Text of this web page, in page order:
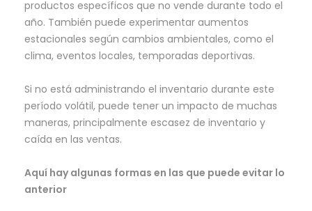
productos específicos que no vende durante todo el
año. También puede experimentar aumentos
estacionales según cambios ambientales, como el
clima, eventos locales, temporadas deportivas.
Si no está administrando el inventario durante este
período volátil, puede tener un impacto de muchas
maneras, principalmente escasez de inventario y
caída en las ventas.
Aquí hay algunas formas en las que puede evitar lo
anterior